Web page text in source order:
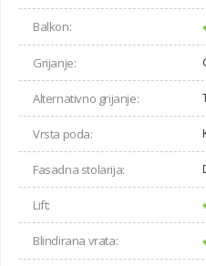
Balkon:
Grijanje:
Alternativno grijanje:
Vrsta poda:
Fasadna stolarija:
Lift:
Blindirana vrata: